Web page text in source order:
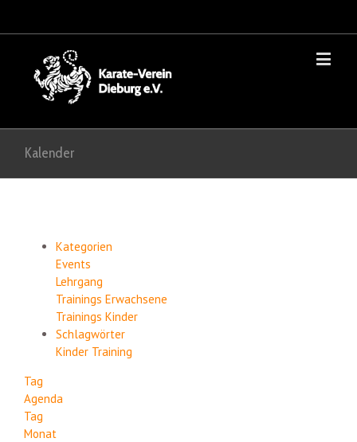
Kalender
Kategorien
Events
Lehrgang
Trainings Erwachsene
Trainings Kinder
Schlagwörter
Kinder Training
Tag
Agenda
Tag
Monat